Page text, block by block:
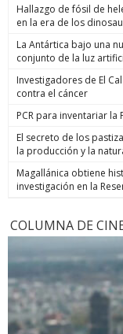
Hallazgo de fósil de
en la era de los
La Antártica bajo una
conjunto de la luz
Investigadores de El
contra el cáncer
PCR para inventariar la
El secreto de los
la producción y la
Magallánica obtiene
investigación en la
COLUMNA DE